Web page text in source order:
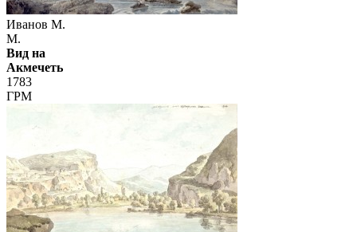
Иванов М.
М.
Вид на
Акмечеть
1783
ГРМ